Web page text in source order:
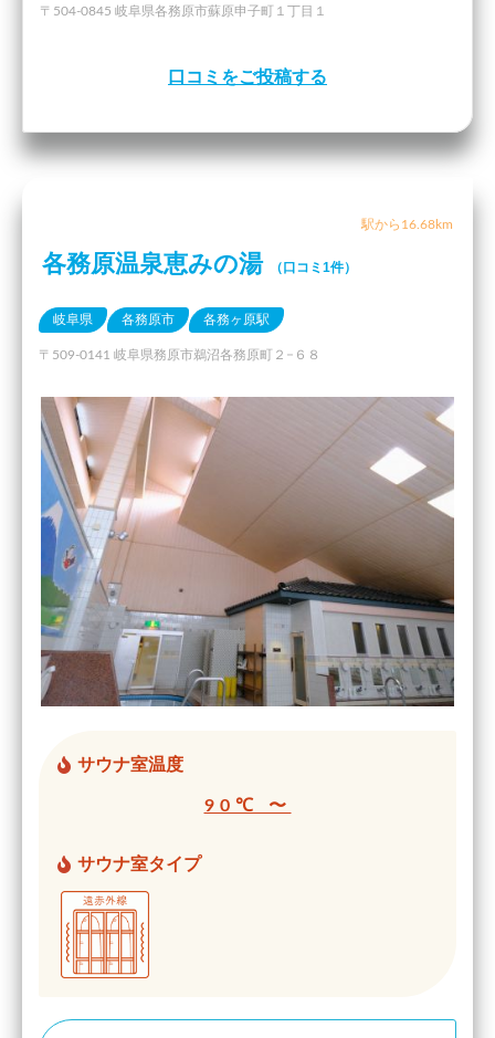
〒504-0845 岐阜県各務原市蘇原申子町１丁目１
口コミをご投稿する
駅から16.68km
各務原温泉恵みの湯 （口コミ1件）
岐阜県 各務原市 各務ヶ原駅
〒509-0141 岐阜県務原市鵜沼各務原町２−６８
サウナ室温度
90℃ 〜
サウナ室タイプ